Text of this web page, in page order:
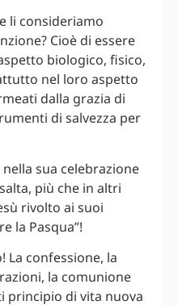
li consideriamo
Cioè di essere
biologico, fisico,
nel loro aspetto
dalla grazia di
di salvezza per
nella sua celebrazione
più che in altri
rivolto ai suoi
la Pasqua”!
La confessione, la
la comunione
principio di vita nuova